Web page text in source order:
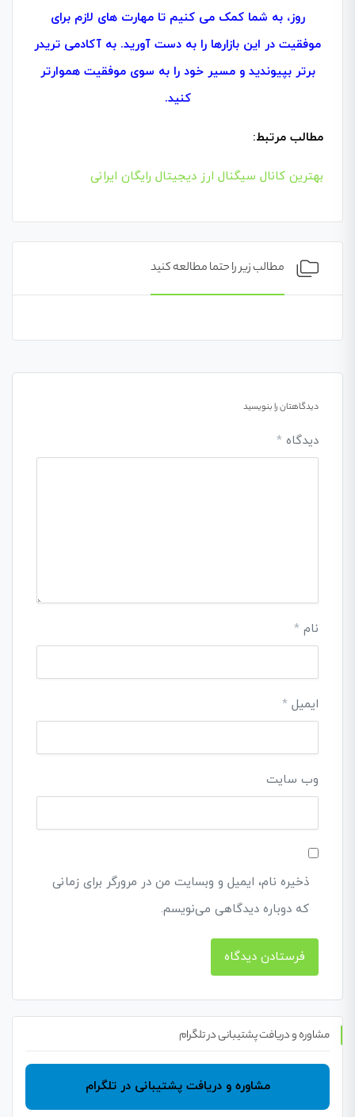
روز، به شما کمک می‌ کنیم تا مهارت‌ های لازم برای
موفقیت در این بازارها را به دست آورید. به آکادمی تریدر
برتر بپیوندید و مسیر خود را به سوی موفقیت هموارتر
کنید.
مطالب مرتبط:
بهترین کانال سیگنال ارز دیجیتال رایگان ایرانی
مطالب زیر را حتما مطالعه کنید
دیدگاهتان را بنویسید
دیدگاه *
نام *
ایمیل *
وب‌ سایت
ذخیره نام، ایمیل و وبسایت من در مرورگر برای زمانی
که دوباره دیدگاهی می‌نویسم.
مشاوره و دریافت پشتیبانی در تلگرام
مشاوره و دریافت پشتیبانی در تلگرام